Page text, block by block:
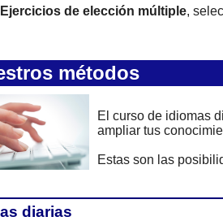
Ejercicios de elección múltiple,
métodos
El curso de idiomas
ampliar tus
Estas son las
diarias